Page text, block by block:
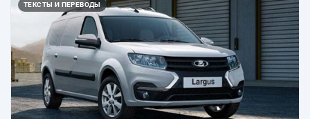
ТЕКСТЫ И ПЕРЕВОДЫ